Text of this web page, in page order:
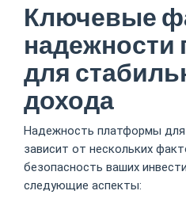
Ключевые
для
дохода
Надежность платформы
зависит от нескольких
безопасность ваших
следующие аспекты: